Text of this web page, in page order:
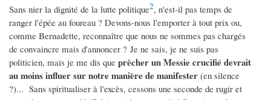
Sans nier la dignité de la lutte politique2, n'est-il pas temps de
ranger l'épée au foureau ? Devons-nous l'emporter à tout prix ou,
comme Bernadette, reconnaître que nous ne sommes pas chargés
de convaincre mais d'annoncer ? Je ne sais, je ne suis pas
politicien, mais je me dis que prêcher un Messie crucifié devrait
au moins influer sur notre manière de manifester (en silence
?)... Sans spiritualiser à l'excès, cessons une seconde de rugir et